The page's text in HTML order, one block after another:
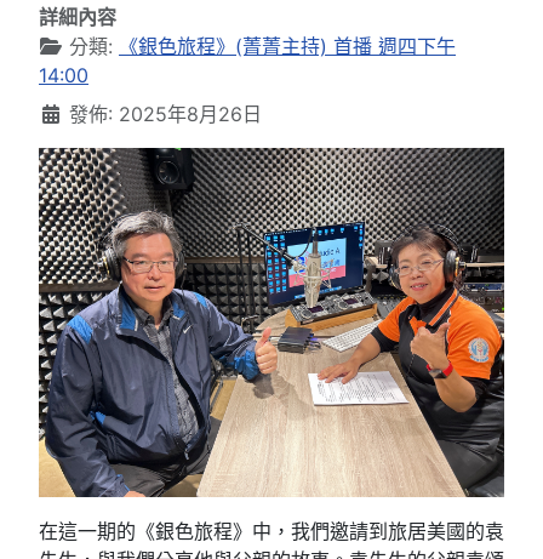
詳細內容
分類:
《銀色旅程》(菁菁主持) 首播 週四下午
14:00
發佈: 2025年8月26日
在這一期的《銀色旅程》中，我們邀請到旅居美國的袁